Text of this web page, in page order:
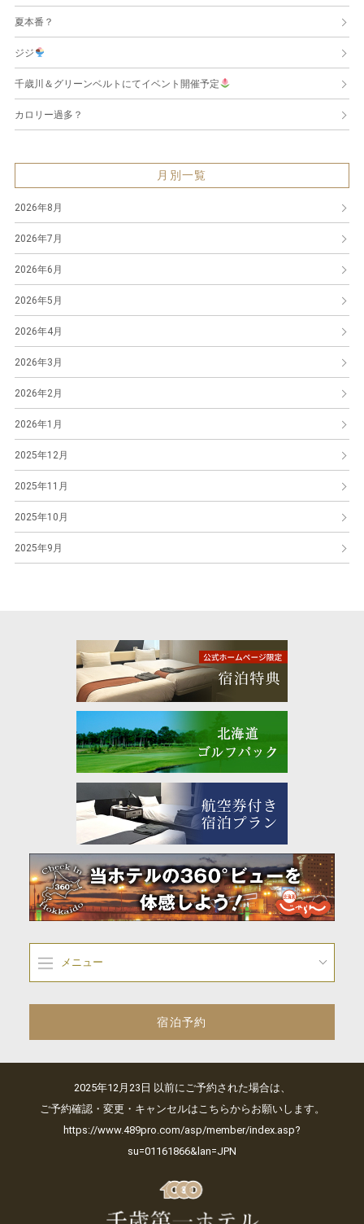
夏本番？
ジジ
千歳川＆グリーンベルトにてイベント開催予定
カロリー過多？
月別一覧
2026年8月
2026年7月
2026年6月
2026年5月
2026年4月
2026年3月
2026年2月
2026年1月
2025年12月
2025年11月
2025年10月
2025年9月
メニュー
宿泊予約
2025年12月23日 以前にご予約された場合は、
ご予約確認・変更・キャンセルはこちらからお願いします。
https://www.489pro.com/asp/member/index.asp?
su=01161866&lan=JPN